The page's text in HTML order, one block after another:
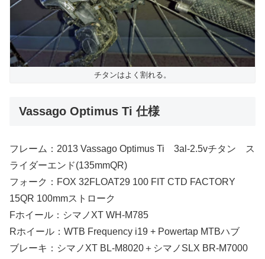
チタンはよく割れる。
Vassago Optimus Ti 仕様
フレーム：2013 Vassago Optimus Ti 3al-2.5vチタン ス
ライダーエンド(135mmQR)
フォーク：FOX 32FLOAT29 100 FIT CTD FACTORY
15QR 100mmストローク
Fホイール：シマノXT WH-M785
Rホイール：WTB Frequency i19 + Powertap MTBハブ
ブレーキ：シマノXT BL-M8020＋シマノSLX BR-M7000